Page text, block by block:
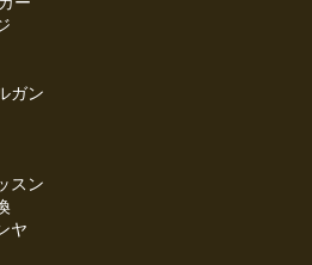
ガン
スン
ヤ